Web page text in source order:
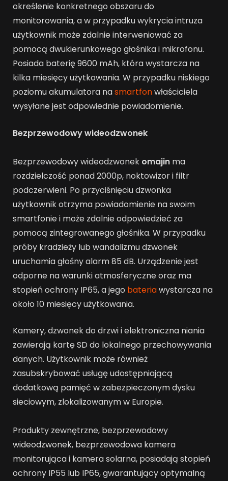
określenie konkretnego obszaru do
monitorowania, a w przypadku wykrycia intruza
użytkownik może zdalnie interweniować za
pomocą dwukierunkowego głośnika i mikrofonu.
Posiada baterię 9600 mAh, która wystarcza na
kilka miesięcy użytkowania. W przypadku niskiego
poziomu akumulatora nasmartfonwłaściciela
wysyłane jest odpowiednie powiadomienie.
Bezprzewodowy wideodzwonek
Bezprzewodowy wideodzwonek omajin ma
rozdzielczość ponad 2000p, noktowizor i filtr
podczerwieni. Po przyciśnięciu dzwonka
użytkownik otrzyma powiadomienie na swoim
smartfonie i może zdalnie odpowiedzieć za
pomocą zintegrowanego głośnika. W przypadku
próby kradzieży lub wandalizmu dzwonek
uruchamia głośny alarm 85 dB. Urządzenie jest
odporne na warunki atmosferyczne oraz ma
stopień ochrony IP65, a jego bateriawystarcza na
około 10 miesięcy użytkowania.
Kamery, dzwonek do drzwi i elektroniczna niania
zawierają kartę SD do lokalnego przechowywania
danych. Użytkownik może również
zasubskrybować usługę udostępniającą
dodatkową pamięć w zabezpieczonym dysku
sieciowym, zlokalizowanym w Europie.
Produkty zewnętrzne, bezprzewodowy
wideodzwonek, bezprzewodowa kamera
monitorująca i kamera solarna, posiadają stopień
ochrony IP55 lub IP65, gwarantujący optymalną